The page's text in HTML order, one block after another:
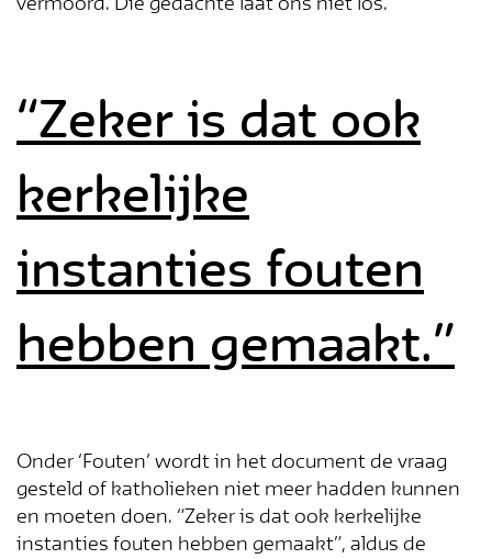
“Zeker is dat ook
kerkelijke
instanties fouten
hebben gemaakt.”
Onder ‘Fouten’ wordt in het document de vraag
gesteld of katholieken niet meer hadden kunnen
en moeten doen. “Zeker is dat ook kerkelijke
instanties fouten hebben gemaakt”, aldus de
Blijf op de
hoogte!
mis niets